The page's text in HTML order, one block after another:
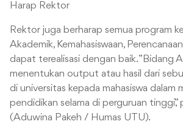
Harap Rektor
Rektor juga berharap semua program
Akademik, Kemahasiswaan,
dapat terealisasi dengan baik. ”Bidang
menentukan output atau hasil dari
di universitas kepada mahasiswa dalam
pendidikan selama di perguruan tinggi,”
(Aduwina Pakeh / Humas UTU).